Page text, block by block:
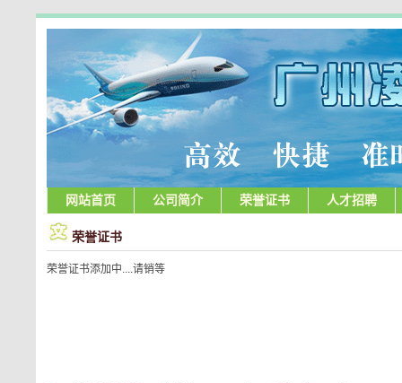
网站首页 公司简介 荣誉证书 人才招聘
荣誉证书
荣誉证书添加中....请销等